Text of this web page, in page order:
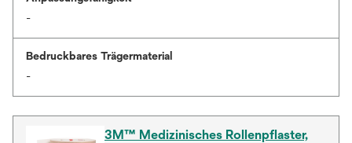
-
Bedruckbares Trägermaterial
-
3M™ Medizinisches Rollenpflaster,